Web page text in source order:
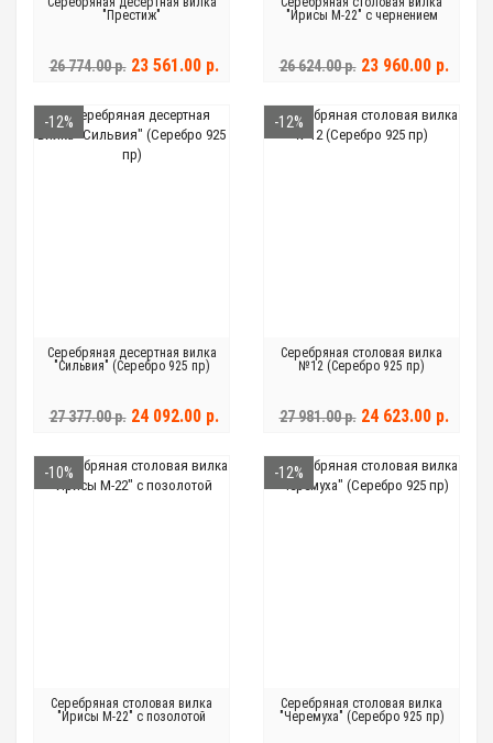
"Престиж"
26 774.00 р. 23 561.00 р.
"Ирисы М-22" с чернением
26 624.00 р. 23 960.00 р.
-12%
Серебряная десертная вилка
"Сильвия" (Серебро 925 пр)
27 377.00 р. 24 092.00 р.
-12%
Серебряная столовая вилка
№12 (Серебро 925 пр)
27 981.00 р. 24 623.00 р.
-10%
Серебряная столовая вилка
"Ирисы М-22" с позолотой
-12%
Серебряная столовая вилка
"Черемуха" (Серебро 925 пр)